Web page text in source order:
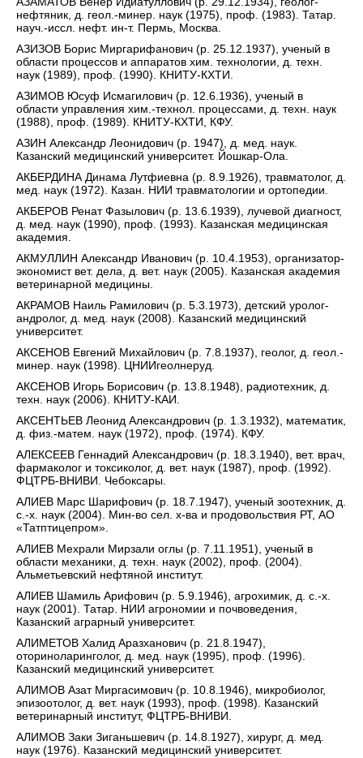
нефтяник, д. геол.-минер. наук (1975), проф. (1983). Татар.
науч.-иссл. нефт. ин-т. Пермь, Москва.
АЗИЗОВ Борис Миргарифанович (р. 25.12.1937), ученый в
области процессов и аппаратов хим. технологии, д. техн.
наук (1989), проф. (1990). КНИТУ-КХТИ.
АЗИМОВ Юсуф Исмагилович (р. 12.6.1936), ученый в
области управления хим.-технол. процессами, д. техн. наук
(1988), проф. (1989). КНИТУ-КХТИ, КФУ.
АЗИН Александр Леонидович (р. 1947), д. мед. наук.
Казанский медицинский университет. Йошкар-Ола.
АКБЕРДИНА Динама Лутфиевна (р. 8.9.1926), травматолог, д.
мед. наук (1972). Казан. НИИ травматологии и ортопедии.
АКБЕРОВ Ренат Фазылович (р. 13.6.1939), лучевой диагност,
д. мед. наук (1990), проф. (1993). Казанская медицинская
академия.
АКМУЛЛИН Александр Иванович (р. 10.4.1953), организатор-
экономист вет. дела, д. вет. наук (2005). Казанская академия
ветеринарной медицины.
АКРАМОВ Наиль Рамилович (р. 5.3.1973), детский уролог-
андролог, д. мед. наук (2008). Казанский медицинский
университет.
АКСЕНОВ Евгений Михайлович (р. 7.8.1937), геолог, д. геол.-
минер. наук (1998). ЦНИИгеолнеруд.
АКСЕНОВ Игорь Борисович (р. 13.8.1948), радиотехник, д.
техн. наук (2006). КНИТУ-КАИ.
АКСЕНТЬЕВ Леонид Александрович (р. 1.3.1932), математик,
д. физ.-матем. наук (1972), проф. (1974). КФУ.
АЛЕКСЕЕВ Геннадий Александрович (р. 18.3.1940), вет. врач,
фармаколог и токсиколог, д. вет. наук (1987), проф. (1992).
ФЦТРБ-ВНИВИ. Чебоксары.
АЛИЕВ Марс Шарифович (р. 18.7.1947), ученый зоотехник, д.
с.-х. наук (2004). Мин-во сел. х-ва и продовольствия РТ, АО
«Татптицепром».
АЛИЕВ Мехрали Мирзали оглы (р. 7.11.1951), ученый в
области механики, д. техн. наук (2002), проф. (2004).
Альметьевский нефтяной институт.
АЛИЕВ Шамиль Арифович (р. 5.9.1946), агрохимик, д. с.-х.
наук (2001). Татар. НИИ агрономии и почвоведения,
Казанский аграрный университет.
АЛИМЕТОВ Халид Аразханович (р. 21.8.1947),
оториноларинголог, д. мед. наук (1995), проф. (1996).
Казанский медицинский университет.
АЛИМОВ Азат Миргасимович (р. 10.8.1946), микробиолог,
эпизоотолог, д. вет. наук (1993), проф. (1998). Казанский
ветеринарный институт, ФЦТРБ-ВНИВИ.
АЛИМОВ Заки Зиганьшевич (р. 14.8.1927), хирург, д. мед.
наук (1976). Казанский медицинский университет.